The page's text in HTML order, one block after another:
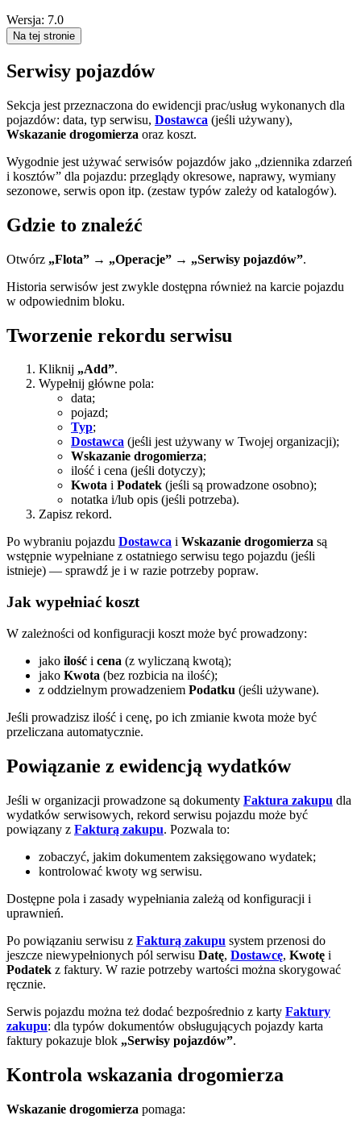
Wersja: 7.0
Na tej stronie
Serwisy pojazdów
Sekcja jest przeznaczona do ewidencji prac/usług wykonanych dla
pojazdów: data, typ serwisu, Dostawca (jeśli używany),
Wskazanie drogomierza oraz koszt.
Wygodnie jest używać serwisów pojazdów jako „dziennika zdarzeń
i kosztów” dla pojazdu: przeglądy okresowe, naprawy, wymiany
sezonowe, serwis opon itp. (zestaw typów zależy od katalogów).
Gdzie to znaleźć
Otwórz „Flota” → „Operacje” → „Serwisy pojazdów”.
Historia serwisów jest zwykle dostępna również na karcie pojazdu
w odpowiednim bloku.
Tworzenie rekordu serwisu
Kliknij „Add”.
Wypełnij główne pola:
data;
pojazd;
Typ;
Dostawca (jeśli jest używany w Twojej organizacji);
Wskazanie drogomierza;
ilość i cena (jeśli dotyczy);
Kwota i Podatek (jeśli są prowadzone osobno);
notatka i/lub opis (jeśli potrzeba).
Zapisz rekord.
Po wybraniu pojazdu Dostawca i Wskazanie drogomierza są
wstępnie wypełniane z ostatniego serwisu tego pojazdu (jeśli
istnieje) — sprawdź je i w razie potrzeby popraw.
Jak wypełniać koszt
W zależności od konfiguracji koszt może być prowadzony:
jako ilość i cena (z wyliczaną kwotą);
jako Kwota (bez rozbicia na ilość);
z oddzielnym prowadzeniem Podatku (jeśli używane).
Jeśli prowadzisz ilość i cenę, po ich zmianie kwota może być
przeliczana automatycznie.
Powiązanie z ewidencją wydatków
Jeśli w organizacji prowadzone są dokumenty Faktura zakupu dla
wydatków serwisowych, rekord serwisu pojazdu może być
powiązany z Fakturą zakupu. Pozwala to:
zobaczyć, jakim dokumentem zaksięgowano wydatek;
kontrolować kwoty wg serwisu.
Dostępne pola i zasady wypełniania zależą od konfiguracji i
uprawnień.
Po powiązaniu serwisu z Fakturą zakupu system przenosi do
jeszcze niewypełnionych pól serwisu Datę, Dostawcę, Kwotę i
Podatek z faktury. W razie potrzeby wartości można skorygować
ręcznie.
Serwis pojazdu można też dodać bezpośrednio z karty Faktury
zakupu: dla typów dokumentów obsługujących pojazdy karta
faktury pokazuje blok „Serwisy pojazdów”.
Kontrola wskazania drogomierza
Wskazanie drogomierza pomaga: